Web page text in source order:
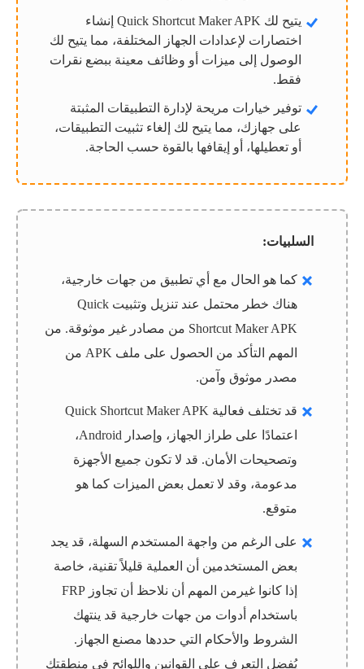
يتيح لك Quick Shortcut Maker APK إنشاء
اختصارات لإعدادات الجهاز المختلفة، مما يتيح لك
الوصول إلى ميزات أو وظائف معينة ببضع نقرات
فقط.
توفير خيارات مريحة لإدارة التطبيقات المثبتة
على جهازك، مما يتيح لك إلغاء تثبيت التطبيقات،
أو تعطيلها، أو إيقافها بالقوة حسب الحاجة.
السلبيات:
كما هو الحال مع أي تطبيق من جهات خارجية،
هناك خطر محتمل عند تنزيل وتثبيت Quick
Shortcut Maker APK من مصادر غير موثوقة. من
المهم التأكد من الحصول على ملف APK من
مصدر موثوق وآمن.
قد تختلف فعالية Quick Shortcut Maker APK
اعتمادًا على طراز الجهاز، وإصدار Android،
وتصحيحات الأمان. قد لا تكون جميع الأجهزة
مدعومة، وقد لا تعمل بعض الميزات كما هو
متوقع.
على الرغم من واجهة المستخدم السهلة، قد يجد
بعض المستخدمين أن العملية قليلاً تقنية، خاصة
إذا كانوا غيرمن المهم أن نلاحظ أن تجاوز FRP
باستخدام أدوات من جهات خارجية قد ينتهك
الشروط والأحكام التي حددها مصنع الجهاز.
يُفضل التعرف على القوانين واللوائح في منطقتك